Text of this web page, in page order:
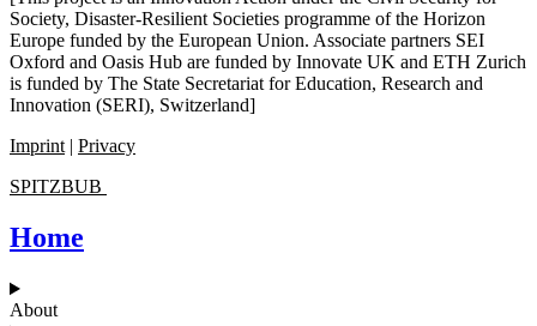
Society, Disaster-Resilient Societies programme of the Horizon
Europe funded by the European Union. Associate partners SEI
Oxford and Oasis Hub are funded by Innovate UK and ETH Zurich
is funded by The State Secretariat for Education, Research and
Innovation (SERI), Switzerland]
Imprint | Privacy
SPITZBUB
Home
About